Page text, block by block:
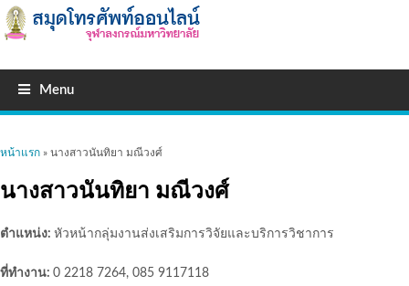
Menu
คุณอยู่ที่นี่
หน้าแรก » นางสาวนันทิยา มณีวงศ์
นางสาวนันทิยา มณีวงศ์
ตำแหน่ง: หัวหน้ากลุ่มงานส่งเสริมการวิจัยและบริการวิชาการ
ที่ทำงาน: 0 2218 7264, 085 9117118